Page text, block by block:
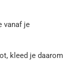
vanaf je
kleed je daarom